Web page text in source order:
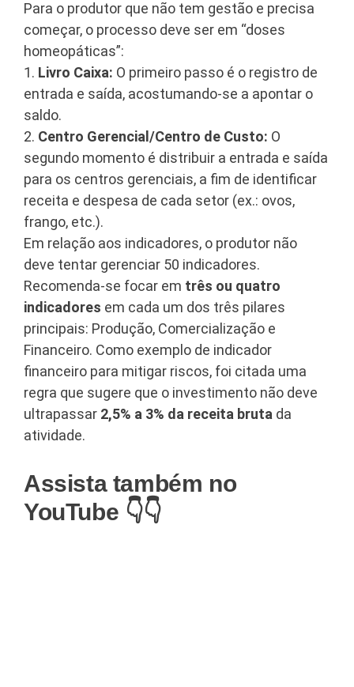
Para o produtor que não tem gestão e precisa
começar, o processo deve ser em “doses
homeopáticas”:
1. Livro Caixa: O primeiro passo é o registro de
entrada e saída, acostumando-se a apontar o
saldo.
2. Centro Gerencial/Centro de Custo: O
segundo momento é distribuir a entrada e saída
para os centros gerenciais, a fim de identificar
receita e despesa de cada setor (ex.: ovos,
frango, etc.).
Em relação aos indicadores, o produtor não
deve tentar gerenciar 50 indicadores.
Recomenda-se focar em três ou quatro
indicadores em cada um dos três pilares
principais: Produção, Comercialização e
Financeiro. Como exemplo de indicador
financeiro para mitigar riscos, foi citada uma
regra que sugere que o investimento não deve
ultrapassar 2,5% a 3% da receita bruta da
atividade.
Assista também no
YouTube 👇👇